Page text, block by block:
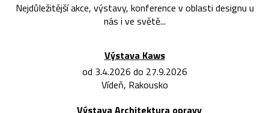
Nejdůležitější akce, výstavy, konference v oblasti designu u
nás i ve světě...
Výstava Kaws
od 3.4.2026 do 27.9.2026
Vídeň, Rakousko